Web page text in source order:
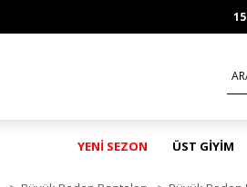
YENİ SEZON ÜST GİYİM